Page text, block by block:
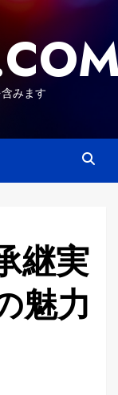
みます
継実
魅力